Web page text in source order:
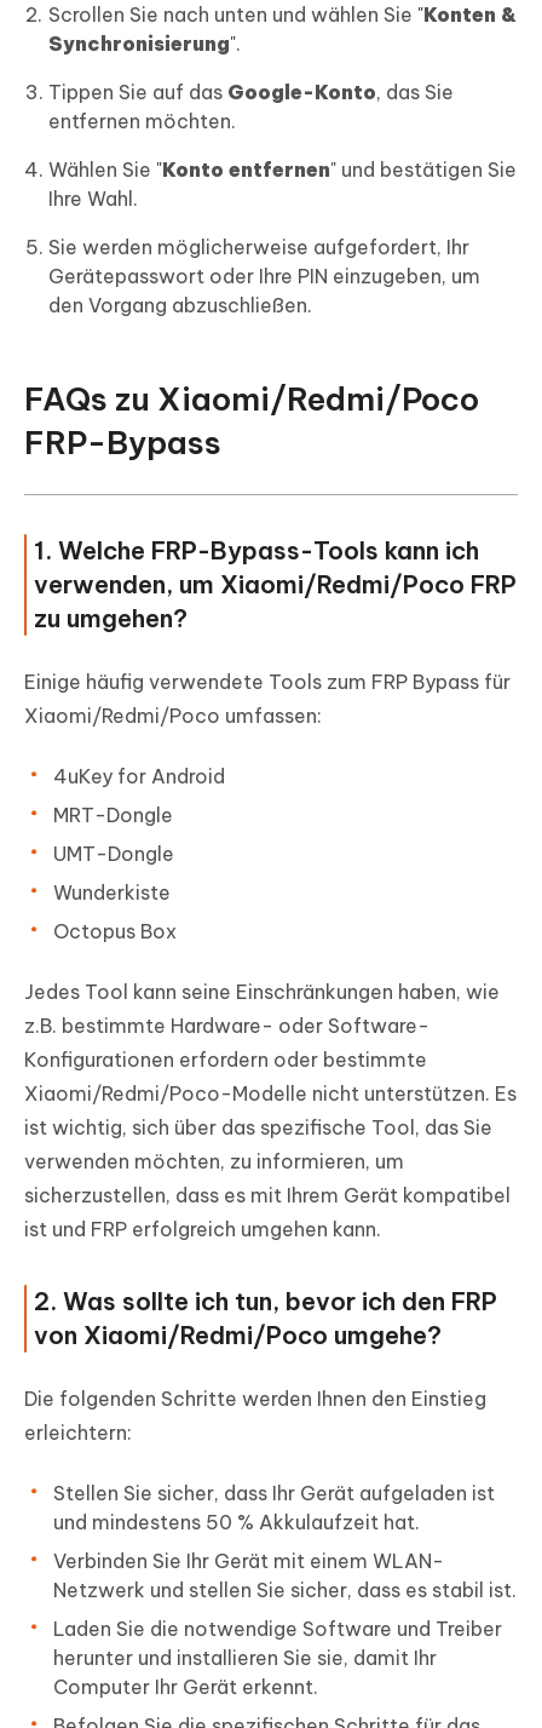
Scrollen Sie nach unten und wählen Sie "Konten &
Synchronisierung".
Tippen Sie auf das Google-Konto, das Sie
entfernen möchten.
Wählen Sie "Konto entfernen" und bestätigen Sie
Ihre Wahl.
Sie werden möglicherweise aufgefordert, Ihr
Gerätepasswort oder Ihre PIN einzugeben, um
den Vorgang abzuschließen.
FAQs zu Xiaomi/Redmi/Poco
FRP-Bypass
1. Welche FRP-Bypass-Tools kann ich
verwenden, um Xiaomi/Redmi/Poco FRP
zu umgehen?
Einige häufig verwendete Tools zum FRP Bypass für
Xiaomi/Redmi/Poco umfassen:
4uKey for Android
MRT-Dongle
UMT-Dongle
Wunderkiste
Octopus Box
Jedes Tool kann seine Einschränkungen haben, wie
z.B. bestimmte Hardware- oder Software-
Konfigurationen erfordern oder bestimmte
Xiaomi/Redmi/Poco-Modelle nicht unterstützen. Es
ist wichtig, sich über das spezifische Tool, das Sie
verwenden möchten, zu informieren, um
sicherzustellen, dass es mit Ihrem Gerät kompatibel
ist und FRP erfolgreich umgehen kann.
2. Was sollte ich tun, bevor ich den FRP
von Xiaomi/Redmi/Poco umgehe?
Die folgenden Schritte werden Ihnen den Einstieg
erleichtern:
Stellen Sie sicher, dass Ihr Gerät aufgeladen ist
und mindestens 50 % Akkulaufzeit hat.
Verbinden Sie Ihr Gerät mit einem WLAN-
Netzwerk und stellen Sie sicher, dass es stabil ist.
Laden Sie die notwendige Software und Treiber
herunter und installieren Sie sie, damit Ihr
Computer Ihr Gerät erkennt.